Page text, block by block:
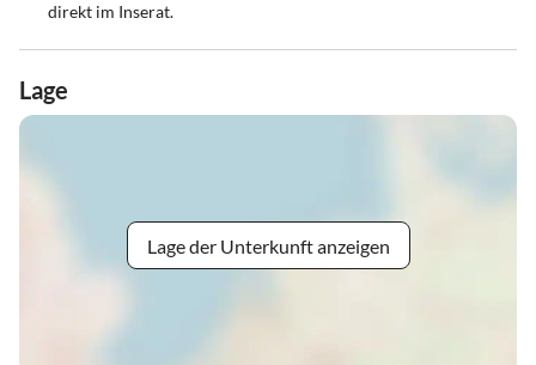
direkt im Inserat.
Lage
Lage der Unterkunft anzeigen